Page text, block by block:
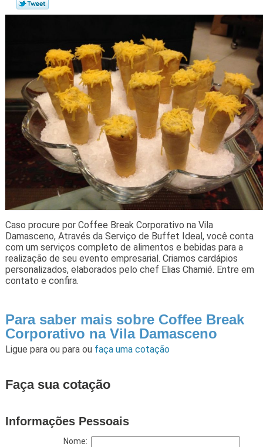
Caso procure por Coffee Break Corporativo na Vila
Damasceno, Através da Serviço de Buffet Ideal, você conta
com um serviços completo de alimentos e bebidas para a
realização de seu evento empresarial. Criamos cardápios
personalizados, elaborados pelo chef Elias Chamié. Entre em
contato e confira.
Para saber mais sobre Coffee Break
Corporativo na Vila Damasceno
Ligue para ou para ou faça uma cotação
Faça sua cotação
Informações Pessoais
Nome: